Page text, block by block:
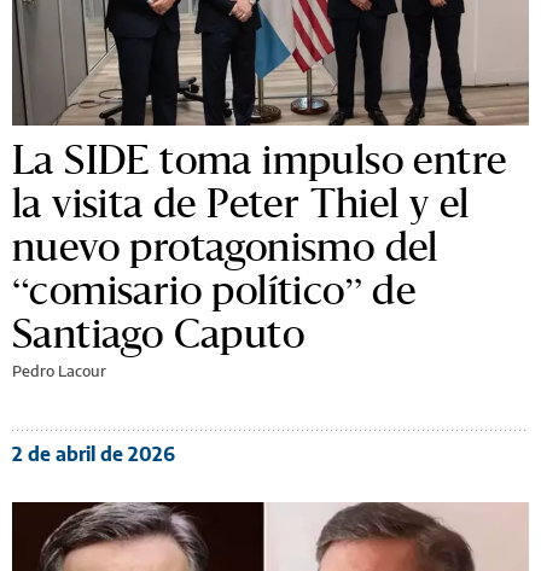
La SIDE toma impulso entre
la visita de Peter Thiel y el
nuevo protagonismo del
“comisario político” de
Santiago Caputo
Pedro Lacour
2 de abril de 2026